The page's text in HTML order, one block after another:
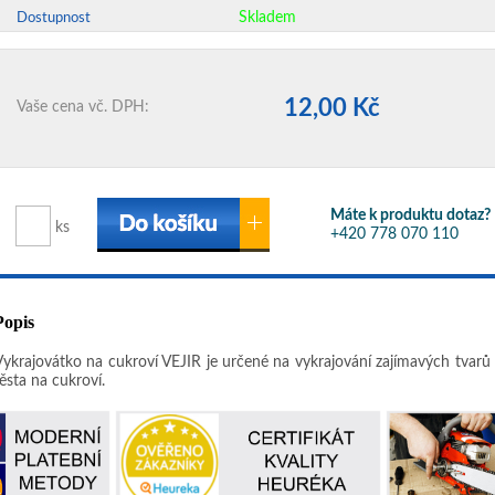
Dostupnost Skladem
Vaše cena vč. DPH: 12,00 Kč
ks
Máte k produktu dotaz?
+420 778 070 110
na cukroví VĚJÍŘ je určené na vykrajování zajímavých tvarů
na cukroví.